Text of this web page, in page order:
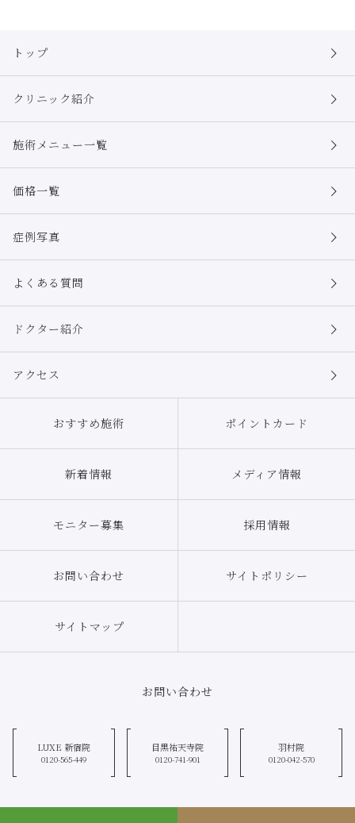
トップ
クリニック紹介
施術メニュー一覧
価格一覧
症例写真
よくある質問
ドクター紹介
アクセス
おすすめ施術 ポイントカード
新着情報 メディア情報
モニター募集 採用情報
お問い合わせ サイトポリシー
サイトマップ
お問い合わせ
LUXE 新宿院
0120-565-449
目黒祐天寺院
0120-741-901
羽村院
0120-042-570